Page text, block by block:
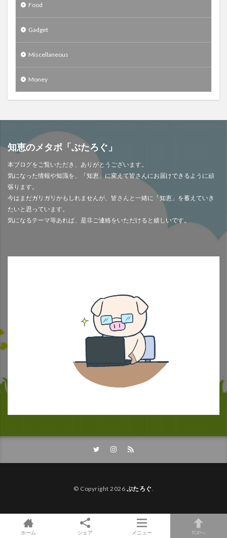
Food
Gadget
Miscellaneous
Money
知恵のメタボ「ぶたろぐ」
本ブログをご覧いただき、ありがとうございます。
気になった情報や知識を、「知恵」に変えて皆さんにお届けできるように頑
張ります。
今はまだガリガリかもしれませんが、皆さんと一緒に「知恵」を蓄えていき
たいと思っています。
気になるテーマ等あれば、是非ご連絡をいただけると嬉しいです。
© Copyright 2026 ぶたろぐ.
ホーム シェア メニュー TOPへ